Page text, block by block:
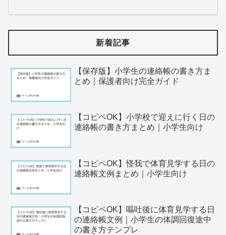
新着記事
【保存版】小学生の連絡帳の書き方ま
とめ｜保護者向け完全ガイド
【コピペOK】小学校で迎えに行く日の
連絡帳の書き方まとめ｜小学生向け
【コピペOK】怪我で体育見学する日の
連絡帳文例まとめ｜小学生向け
【コピペOK】嘔吐後に体育見学する日
の連絡帳文例｜小学生の体調回復途中
の書き方テンプレ